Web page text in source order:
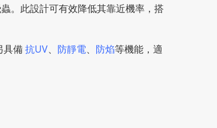
。此設計可有效降低其靠近機率，搭
具備抗UV、 防靜電、 防焰等機能，適